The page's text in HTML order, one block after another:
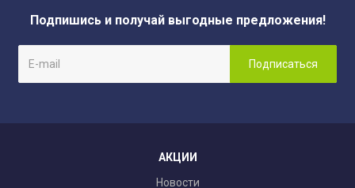
Подпишись и получай выгодные предложения!
АКЦИИ
Новости